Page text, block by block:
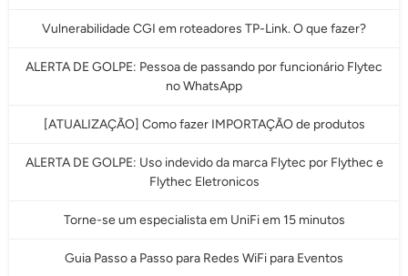
Vulnerabilidade CGI em roteadores TP-Link. O que fazer?
ALERTA DE GOLPE: Pessoa de passando por funcionário Flytec
no WhatsApp
[ATUALIZAÇÃO] Como fazer IMPORTAÇÃO de produtos
ALERTA DE GOLPE: Uso indevido da marca Flytec por Flythec e
Flythec Eletronicos
Torne-se um especialista em UniFi em 15 minutos
Guia Passo a Passo para Redes WiFi para Eventos